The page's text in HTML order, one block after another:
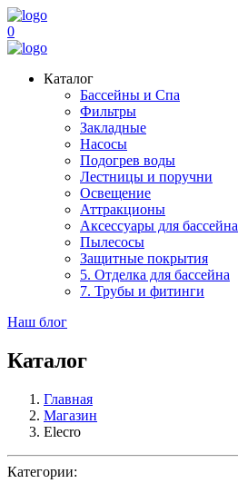
0
Каталог
Бассейны и Спа
Фильтры
Закладные
Насосы
Подогрев воды
Лестницы и поручни
Освещение
Аттракционы
Аксессуары для бассейна
Пылесосы
Защитные покрытия
5. Отделка для бассейна
7. Трубы и фитинги
Наш блог
Каталог
Главная
Магазин
Elecro
Категории: